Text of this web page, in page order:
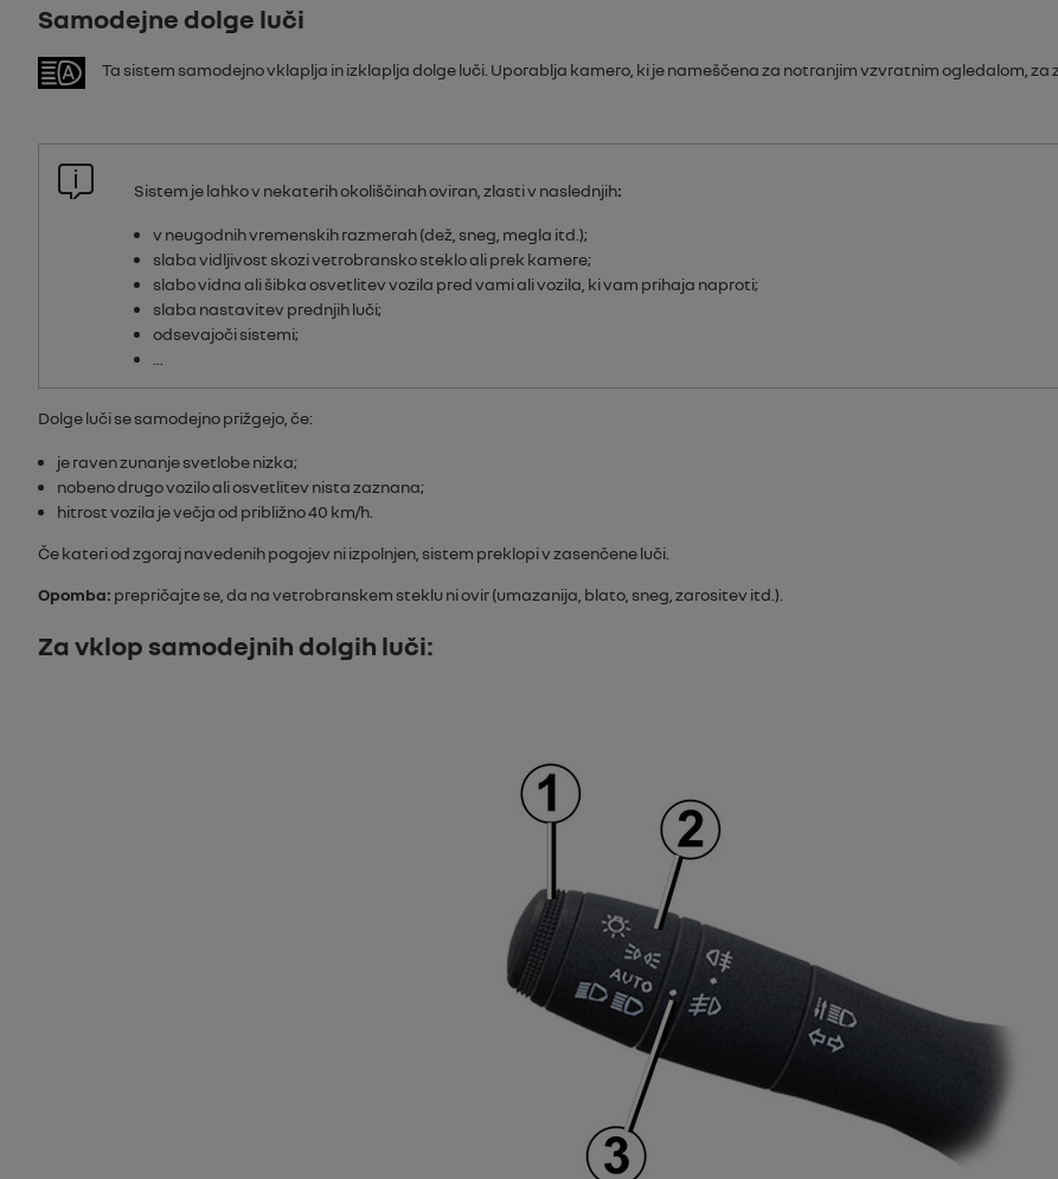
Samodejne dolge luči
Ta sistem samodejno vklaplja in izklaplja dolge luči. Uporablja kamero, ki je nameščena za notranjim vzvratnim ogledalom, za
Sistem je lahko v nekaterih okoliščinah oviran, zlasti v naslednjih:
v neugodnih vremenskih razmerah (dež, sneg, megla itd.);
slaba vidljivost skozi vetrobransko steklo ali prek kamere;
slabo vidna ali šibka osvetlitev vozila pred vami ali vozila, ki vam prihaja naproti;
slaba nastavitev prednjih luči;
odsevajoči sistemi;
Dolge luči se samodejno prižgejo, če:
je raven zunanje svetlobe nizka;
nobeno drugo vozilo ali osvetlitev nista zaznana;
hitrost vozila je večja od približno 40 km/h.
Če kateri od zgoraj navedenih pogojev ni izpolnjen, sistem preklopi v zasenčene luči.
Opomba: prepričajte se, da na vetrobranskem steklu ni ovir (umazanija, blato, sneg, zarositev itd.).
Za vklop samodejnih dolgih luči: